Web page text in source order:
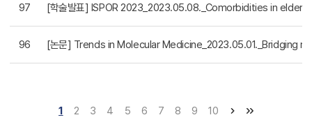
97 [학술발표] ISPOR 2023_2023.05.08._Comorbidities in
96 [논문] Trends in Molecular
1 2 3 4 5 6 7 8 9 10